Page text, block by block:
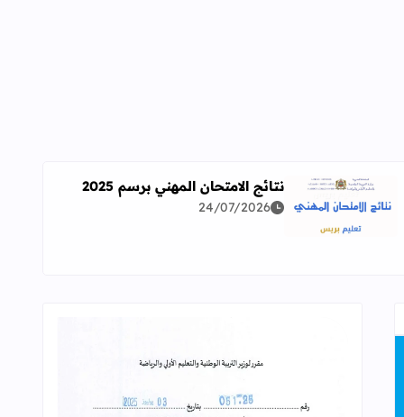
معمقة للوضعيات المهنية وفق آخر توصيف
اقرأ المزيد عن نتائج الامتحان المهني برسم 2025
نتائج الامتحان المهني برسم 2025
24/07/2026
قراءة المزيد عن مقرر تنظيم السنة الدراسية